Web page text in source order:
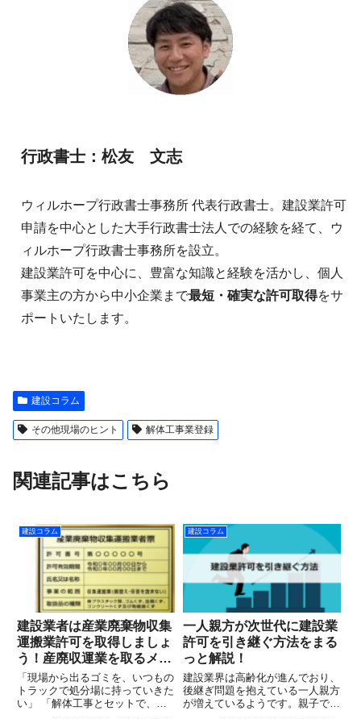
行政書士：松友 文志
ウィルホープ行政書士事務所 代表行政書士。建設業許可
申請を中心とした大手行政書士法人での経験を経て、ウ
ィルホープ行政書士事務所を設立。
建設業許可を中心に、豊富な知識と経験を活かし、個人
事業主の方から中小企業まで最短・確実な許可取得をサ
ポートいたします。
建設コラム
その他現場のヒント 解体工事業登録
関連記事はこちら
建設コラム
建設業者は産業廃棄物収集
運搬業許可を取得しましょ
う！産廃収運業を取るメリ
ットをまるっと解説
「現場から出るゴミを、いつもの
トラックで処分場に持っていきた
い」 「解体工事とセットで、運
建設コラム
一人親方が次世代に建設業
許可を引き継ぐ方法をまる
っと解説！
建設業界は高齢化が進んでおり、
後継ぎ問題を抱えている一人親方
が増えているようです。親子で建